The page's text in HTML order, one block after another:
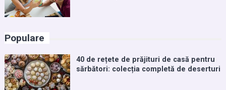
Populare
40 de rețete de prăjituri de casă pentru
sărbători: colecția completă de deserturi